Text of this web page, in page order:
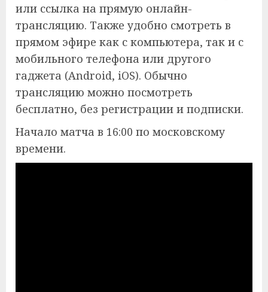
или ссылка на прямую онлайн-
трансляцию. Также удобно смотреть в
прямом эфире как с компьютера, так и с
мобильного телефона или другого
гаджета (Android, iOS). Обычно
трансляцию можно посмотреть
бесплатно, без регистрации и подписки.
Начало матча в 16:00 по московскому
времени.